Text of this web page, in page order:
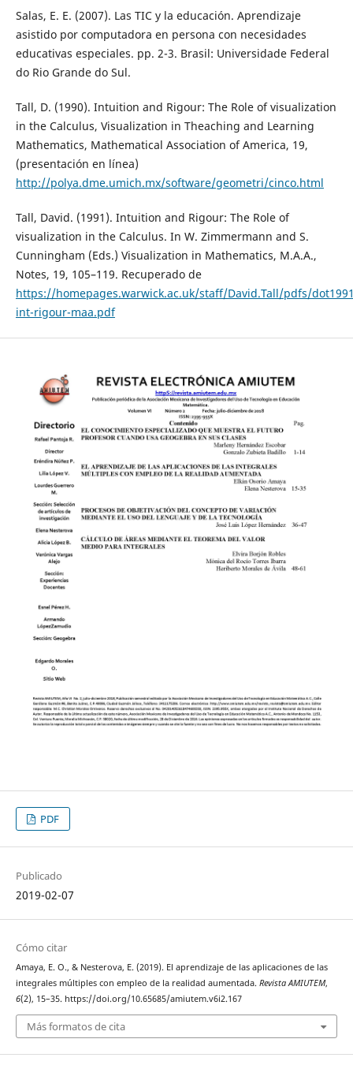
Salas, E. E. (2007). Las TIC y la educación. Aprendizaje
asistido por computadora en persona con necesidades
educativas especiales. pp. 2-3. Brasil: Universidade Federal
do Rio Grande do Sul.
Tall, D. (1990). Intuition and Rigour: The Role of visualization
in the Calculus, Visualization in Theaching and Learning
Mathematics, Mathematical Association of America, 19,
(presentación en línea)
http://polya.dme.umich.mx/software/geometri/cinco.html
Tall, David. (1991). Intuition and Rigour: The Role of
visualization in the Calculus. In W. Zimmermann and S.
Cunningham (Eds.) Visualization in Mathematics, M.A.A.,
Notes, 19, 105–119. Recuperado de
https://homepages.warwick.ac.uk/staff/David.Tall/pdfs/
int-rigour-maa.pdf
PDF
Publicado
2019-02-07
Cómo citar
Amaya, E. O., & Nesterova, E. (2019). El aprendizaje de las aplicaciones de las
integrales múltiples con empleo de la realidad aumentada. Revista AMIUTEM,
6(2), 15–35. https://doi.org/10.65685/amiutem.v6i2.167
Más formatos de cita